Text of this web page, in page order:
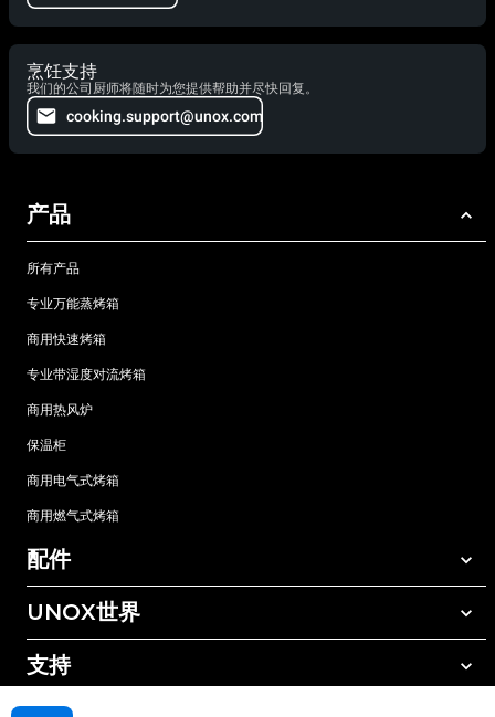
烹饪支持
我们的公司厨师将随时为您提供帮助并尽快回复。
cooking.support@unox.com
产品
所有产品
专业万能蒸烤箱
商用快速烤箱
专业带湿度对流烤箱
商用热风炉
保温柜
商用电气式烤箱
商用燃气式烤箱
配件
所有配件
手动清洗清洁剂
UNOX世界
我们在全球的办事处
支持